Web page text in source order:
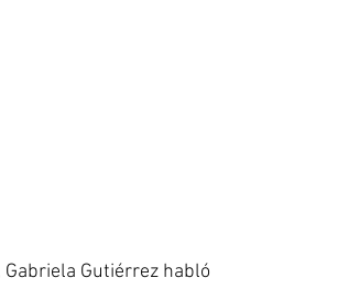
Gutiérrez habló